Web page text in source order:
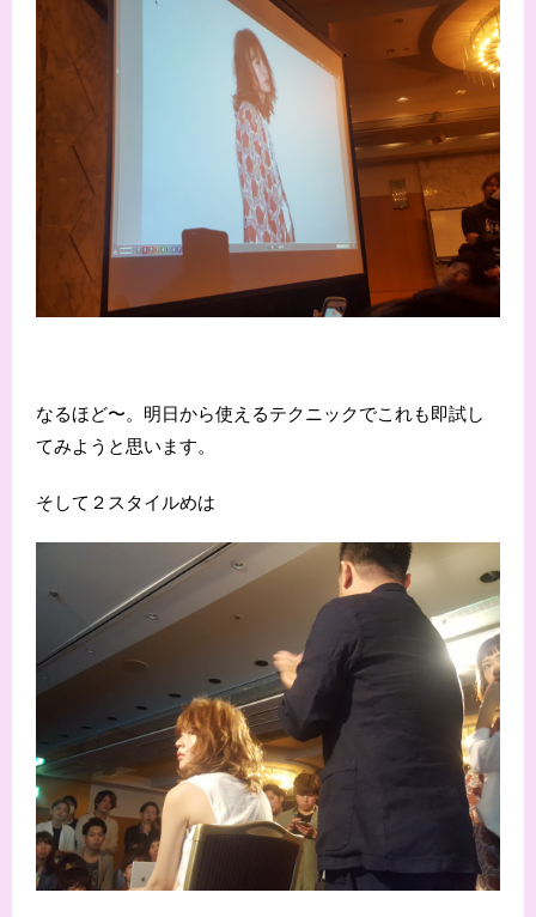
なるほど〜。明日から使えるテクニックでこれも即試し
てみようと思います。
そして２スタイルめは